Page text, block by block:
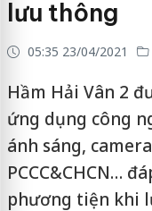
lưu thông
05:35 23/04/2021
Hầm Hải Vân 2
ứng dụng công
ánh sáng,
PCCC&CHCN…
phương tiện khi